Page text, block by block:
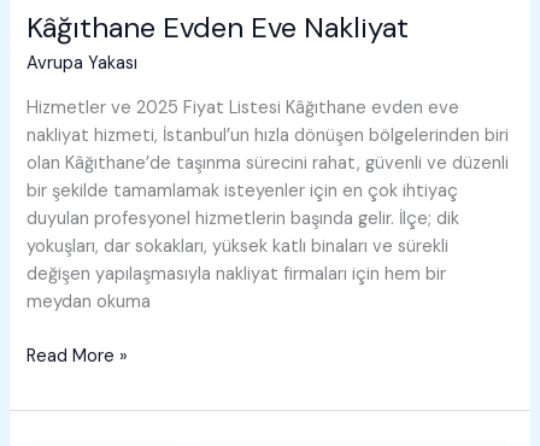
Kâğıthane Evden Eve Nakliyat
Avrupa Yakası
Hizmetler ve 2025 Fiyat Listesi Kâğıthane evden eve
nakliyat hizmeti, İstanbul’un hızla dönüşen bölgelerinden biri
olan Kâğıthane’de taşınma sürecini rahat, güvenli ve düzenli
bir şekilde tamamlamak isteyenler için en çok ihtiyaç
duyulan profesyonel hizmetlerin başında gelir. İlçe; dik
yokuşları, dar sokakları, yüksek katlı binaları ve sürekli
değişen yapılaşmasıyla nakliyat firmaları için hem bir
meydan okuma
Kâğıthane
Eve
Read More »